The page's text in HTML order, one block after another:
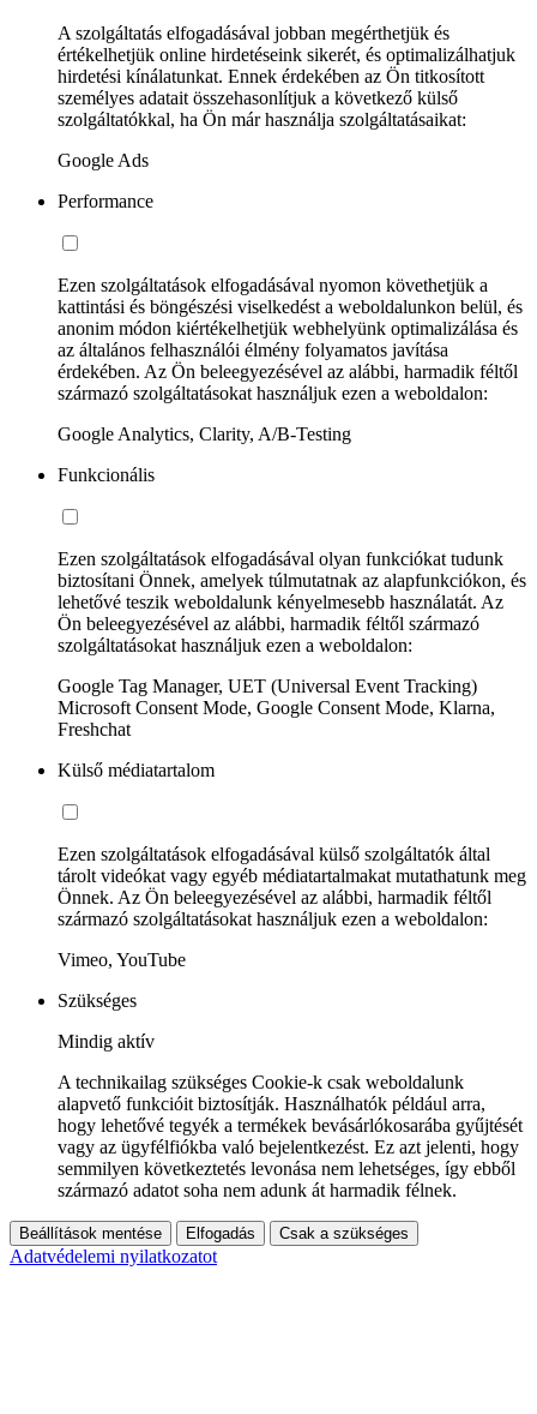
A szolgáltatás elfogadásával jobban megérthetjük és
értékelhetjük online hirdetéseink sikerét, és optimalizálhatjuk
hirdetési kínálatunkat. Ennek érdekében az Ön titkosított
személyes adatait összehasonlítjuk a következő külső
szolgáltatókkal, ha Ön már használja szolgáltatásaikat:
Google Ads
Performance
Ezen szolgáltatások elfogadásával nyomon követhetjük a
kattintási és böngészési viselkedést a weboldalunkon belül, és
anonim módon kiértékelhetjük webhelyünk optimalizálása és
az általános felhasználói élmény folyamatos javítása
érdekében. Az Ön beleegyezésével az alábbi, harmadik féltől
származó szolgáltatásokat használjuk ezen a weboldalon:
Google Analytics, Clarity, A/B-Testing
Funkcionális
Ezen szolgáltatások elfogadásával olyan funkciókat tudunk
biztosítani Önnek, amelyek túlmutatnak az alapfunkciókon, és
lehetővé teszik weboldalunk kényelmesebb használatát. Az
Ön beleegyezésével az alábbi, harmadik féltől származó
szolgáltatásokat használjuk ezen a weboldalon:
Google Tag Manager, UET (Universal Event Tracking)
Microsoft Consent Mode, Google Consent Mode, Klarna,
Freshchat
Külső médiatartalom
Ezen szolgáltatások elfogadásával külső szolgáltatók által
tárolt videókat vagy egyéb médiatartalmakat mutathatunk meg
Önnek. Az Ön beleegyezésével az alábbi, harmadik féltől
származó szolgáltatásokat használjuk ezen a weboldalon:
Vimeo, YouTube
Szükséges
Mindig aktív
A technikailag szükséges Cookie-k csak weboldalunk
alapvető funkcióit biztosítják. Használhatók például arra,
hogy lehetővé tegyék a termékek bevásárlókosarába gyűjtését
vagy az ügyfélfiókba való bejelentkezést. Ez azt jelenti, hogy
semmilyen következtetés levonása nem lehetséges, így ebből
származó adatot soha nem adunk át harmadik félnek.
Beállítások mentése Elfogadás Csak a szükséges
Adatvédelemi nyilatkozatot